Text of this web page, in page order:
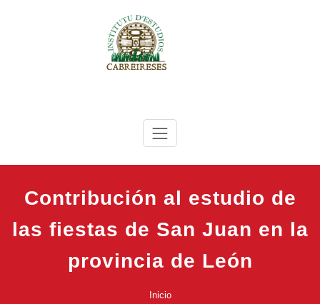
Instituto de Estudios Cabreireses
Contribución al estudio de
las fiestas de San Juan en la
provincia de León
Inicio